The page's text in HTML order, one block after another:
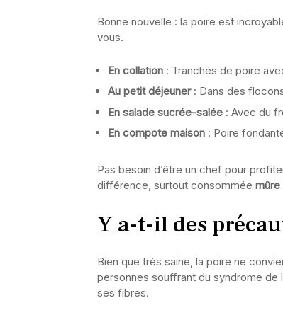
Bonne nouvelle : la poire est
vous.
En collation : Tranches de poire
Au petit déjeuner: Dans des
En salade sucrée-salée : Avec du
En compote maison : Poire
Pas besoin d’être un chef pour
différence, surtout consommée mûre
Y a-t-il des
Bien que très saine, la poire ne
personnes souffrant du syndrome de
ses fibres.